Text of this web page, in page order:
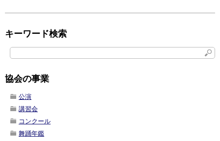
キーワード検索
協会の事業
公演
講習会
コンクール
舞踊年鑑